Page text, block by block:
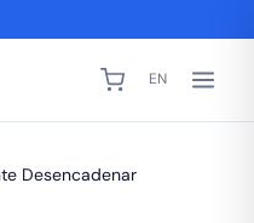
EN
Desencadenar